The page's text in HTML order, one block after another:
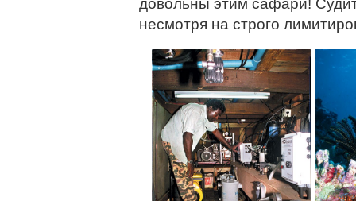
довольны этим сафари!
несмотря на строго